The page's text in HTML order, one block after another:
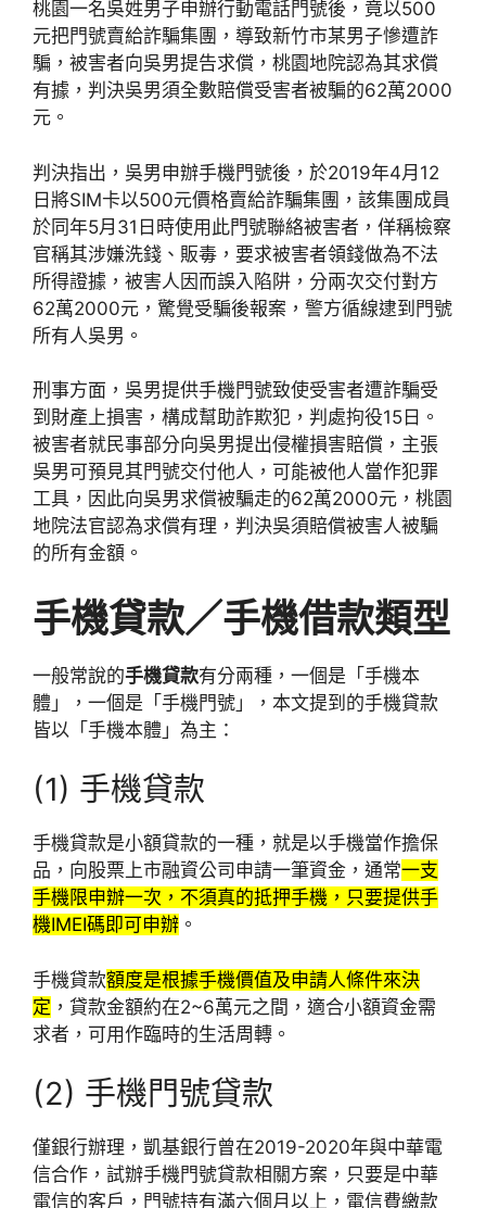
桃園一名吳姓男子申辦行動電話門號後，竟以500
元把門號賣給詐騙集團，導致新竹市某男子慘遭詐
騙，被害者向吳男提告求償，桃園地院認為其求償
有據，判決吳男須全數賠償受害者被騙的62萬2000
元。
判決指出，吳男申辦手機門號後，於2019年4月12
日將SIM卡以500元價格賣給詐騙集團，該集團成員
於同年5月31日時使用此門號聯絡被害者，佯稱檢察
官稱其涉嫌洗錢、販毒，要求被害者領錢做為不法
所得證據，被害人因而誤入陷阱，分兩次交付對方
62萬2000元，驚覺受騙後報案，警方循線逮到門號
所有人吳男。
刑事方面，吳男提供手機門號致使受害者遭詐騙受
到財產上損害，構成幫助詐欺犯，判處拘役15日。
被害者就民事部分向吳男提出侵權損害賠償，主張
吳男可預見其門號交付他人，可能被他人當作犯罪
工具，因此向吳男求償被騙走的62萬2000元，桃園
地院法官認為求償有理，判決吳須賠償被害人被騙
的所有金額。
手機貸款／手機借款類型
一般常說的手機貸款有分兩種，一個是「手機本
體」，一個是「手機門號」，本文提到的手機貸款
皆以「手機本體」為主：
(1) 手機貸款
手機貸款是小額貸款的一種，就是以手機當作擔保
品，向股票上市融資公司申請一筆資金，通常一支
手機限申辦一次，不須真的抵押手機，只要提供手
機IMEI碼即可申辦 。
手機貸款額度是根據手機價值及申請人條件來決
定 ，貸款金額約在2~6萬元之間，適合小額資金需
求者，可用作臨時的生活周轉。
(2) 手機門號貸款
僅銀行辦理，凱基銀行曾在2019-2020年與中華電
信合作，試辦手機門號貸款相關方案，只要是中華
電信的客戶，門號持有滿六個月以上，電信費繳款